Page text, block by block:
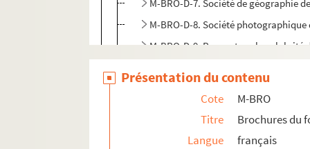
M-BRO-D-7. Société de géographie
M-BRO-D-8. Société photographique
M-BRO-D-9. Rapport sur la salubrité
M-BRO-E. Travaux municipaux et
M-BRO-V-5. Eclairage de la ville de
M-DOC. Documents du fonds Mahieu
Présentation du contenu
Cote
M-BRO
Titre
Brochures du
Langue
français